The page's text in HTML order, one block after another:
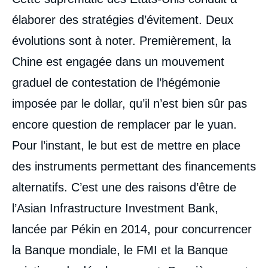
intervention
médiatique
élaborer des stratégies d’évitement. Deux
évolutions sont à noter. Premièrement, la
Chine est engagée dans un mouvement
graduel de contestation de l’hégémonie
imposée par le dollar, qu’il n’est bien sûr pas
encore question de remplacer par le yuan.
Pour l’instant, le but est de mettre en place
des instruments permettant des financements
alternatifs. C’est une des raisons d’être de
l’Asian Infrastructure Investment Bank,
lancée par Pékin en 2014, pour concurrencer
la Banque mondiale, le FMI et la Banque